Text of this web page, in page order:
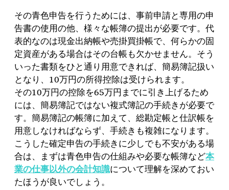
その青色申告を行うためには、事前申請と専用の申
告書の使用の他、様々な帳簿の提出が必要です。代
表的なのは現金出納帳や売掛買掛帳で、何らかの固
定資産がある場合はその台帳も欠かせません。そう
いった書類をひと通り用意できれば、簡易簿記扱い
となり、10万円の所得控除は受けられます。
その10万円の控除を65万円までに引き上げるため
には、簡易簿記ではない複式簿記の手続きが必要で
す。簡易簿記の帳簿に加えて、総勘定帳と仕訳帳を
用意しなければならず、手続きも複雑になります。
こうした確定申告の手続きに少しでも不安がある場
合は、まずは青色申告の仕組みや必要な帳簿など本
業の仕事以外の会計知識について理解を深めておい
たほうが良いでしょう。